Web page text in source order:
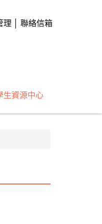
理 聯絡信箱
生資源中心